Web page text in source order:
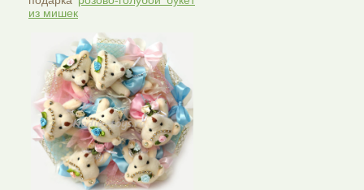
из мишек